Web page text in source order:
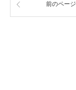
前のページ